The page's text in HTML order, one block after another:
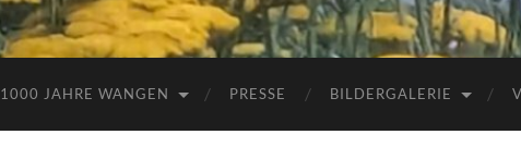
1000 JAHRE WANGEN PRESSE BILDERGALERIE